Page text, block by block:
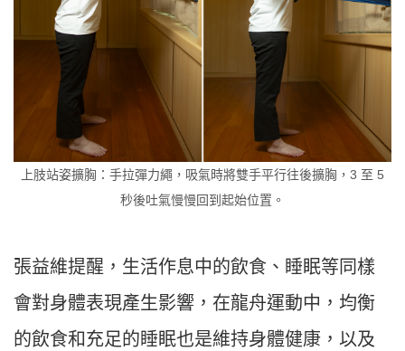
上肢站姿擴胸：手拉彈力繩，吸氣時將雙手平行往後擴胸，3 至 5
秒後吐氣慢慢回到起始位置。
張益維提醒，生活作息中的飲食、睡眠等同樣
會對身體表現產生影響，在龍舟運動中，均衡
的飲食和充足的睡眠也是維持身體健康，以及